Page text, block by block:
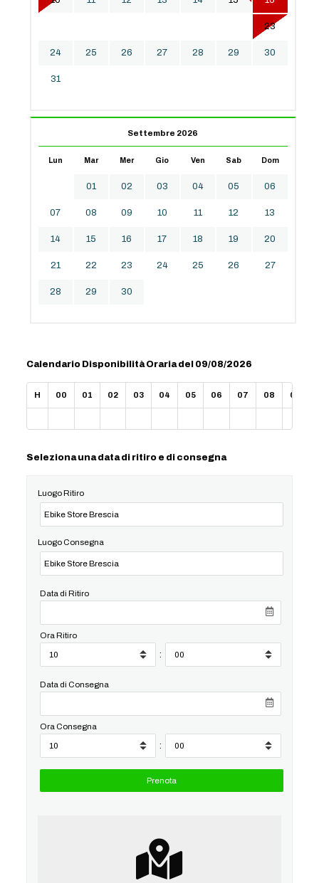
23
24 25 26 27 28 29 30
31
Settembre 2026
Lun Mar Mer Gio Ven Sab Dom
01 02 03 04 05 06
07 08 09 10 11 12 13
14 15 16 17 18 19 20
21 22 23 24 25 26 27
28 29 30
Calendario Disponibilità Oraria del 09/08/2026
H 00 01 02 03 04 05 06 07 08 09
Seleziona una data di ritiro e di consegna
Luogo Ritiro
Luogo Consegna
Data di Ritiro
Ora Ritiro
:
Data di Consegna
Ora Consegna
: